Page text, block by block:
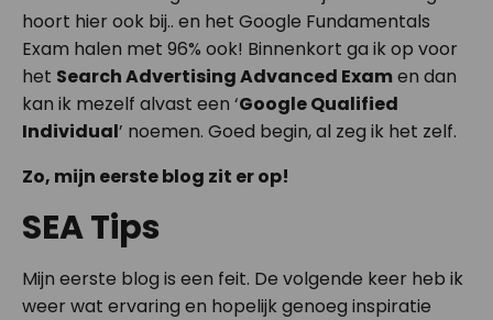
hoort hier ook bij.. en het Google Fundamentals
Exam halen met 96% ook! Binnenkort ga ik op voor
het Search Advertising Advanced Examen dan
kan ik mezelf alvast een ‘Google Qualified
Individual’ noemen. Goed begin, al zeg ik het zelf.
Zo, mijn eerste blog zit er op!
SEA Tips
Mijn eerste blog is een feit. De volgende keer heb ik
weer wat ervaring en hopelijk genoeg inspiratie